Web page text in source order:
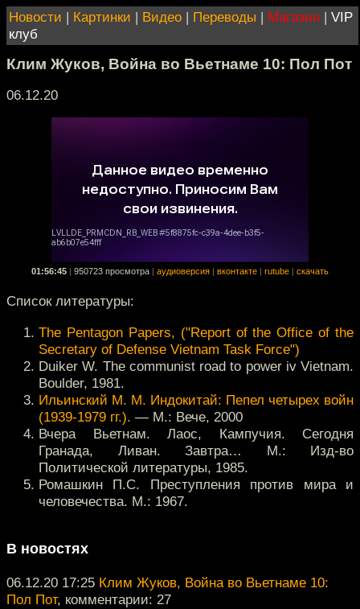
Новости | Картинки | Видео | Переводы | Магазин | VIP
клуб
Клим Жуков, Война во Вьетнаме 10: Пол Пот
06.12.20
01:56:45 950723 просмотра аудиоверсия вконтакте rutube скачать
Список литературы:
The Pentagon Papers, ("Report of the Office of the
Secretary of Defense Vietnam Task Force")
Duiker W. The communist road to power iv Vietnam.
Boulder, 1981.
Ильинский М. М. Индокитай: Пепел четырех войн
(1939-1979 гг.). — М.: Вече, 2000
Вчера Вьетнам. Лаос, Кампучия. Сегодня
Гранада, Ливан. Завтра… М.: Изд-во
Политической литературы, 1985.
Ромашкин П.С. Преступления против мира и
человечества. М.: 1967.
В новостях
06.12.20 17:25 Клим Жуков, Война во Вьетнаме 10:
Пол Пот, комментарии: 27